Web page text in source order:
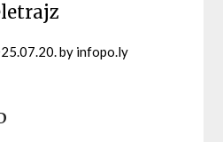
by infopo.ly